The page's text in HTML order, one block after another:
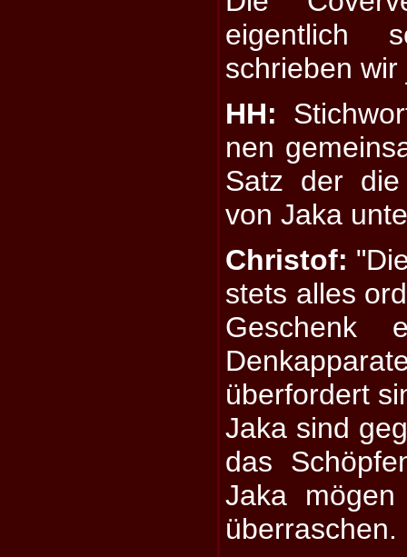
eigentlich
schrieben
HH:
nen
Satz der die
von Jaka
Christof:
stets alles
Geschenk
überfordert
Jaka sind
das
Jaka
überraschen.